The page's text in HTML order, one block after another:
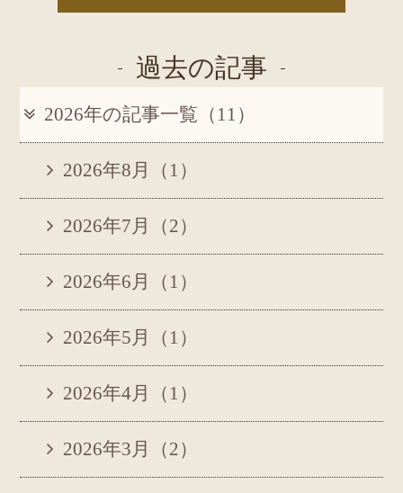
過去の記事
2026年の記事一覧（11）
2026年8月（1）
2026年7月（2）
2026年6月（1）
2026年5月（1）
2026年4月（1）
2026年3月（2）